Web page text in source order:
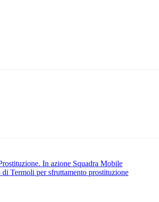
In azione Squadra Mobile
Termoli per sfruttamento prostituzione